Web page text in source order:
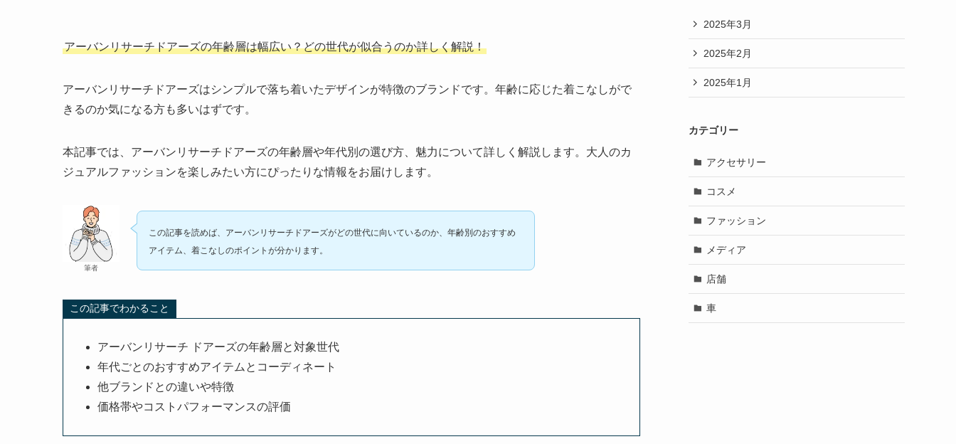
アーバンリサーチドアーズの年齢層は幅広い？どの世代が似合うのか詳しく解説！
アーバンリサーチドアーズはシンプルで落ち着いたデザインが特徴のブランドです。年齢に応じた着こなしがで
きるのか気になる方も多いはずです。
本記事では、アーバンリサーチドアーズの年齢層や年代別の選び方、魅力について詳しく解説します。大人のカ
ジュアルファッションを楽しみたい方にぴったりな情報をお届けします。
筆者
この記事を読めば、アーバンリサーチドアーズがどの世代に向いているのか、年齢別のおすすめ
アイテム、着こなしのポイントが分かります。
この記事でわかること
アーバンリサーチ ドアーズの年齢層と対象世代
年代ごとのおすすめアイテムとコーディネート
他ブランドとの違いや特徴
価格帯やコストパフォーマンスの評価
2025年3月
2025年2月
2025年1月
カテゴリー
アクセサリー
コスメ
ファッション
メディア
店舗
車